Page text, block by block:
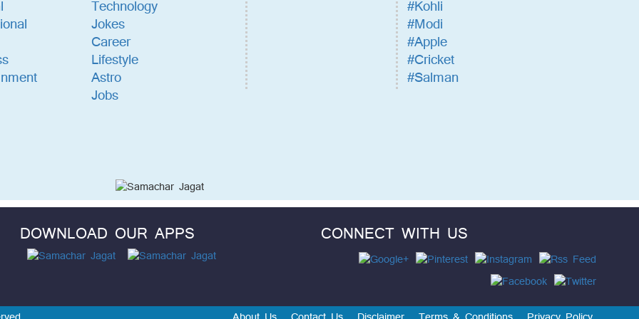
Technology
Jokes
Career
Lifestyle
Astro
Jobs
#Kohli
#Modi
#Apple
#Cricket
#Salman
DOWNLOAD OUR APPS CONNECT WITH US